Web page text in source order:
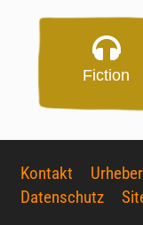
Fiction
Kontakt
Datenschutz